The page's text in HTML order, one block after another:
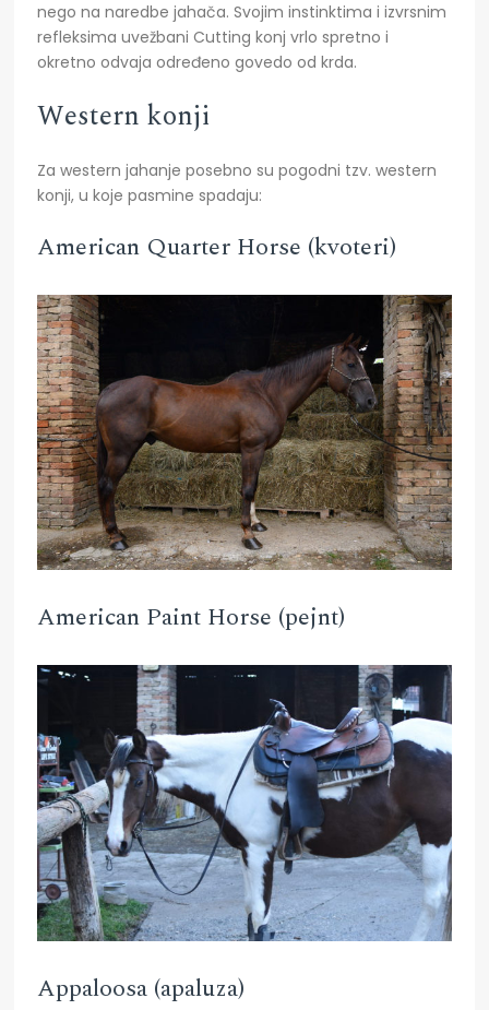
nego na naredbe jahača. Svojim instinktima i izvrsnim
refleksima uvežbani Cutting konj vrlo spretno i
okretno odvaja određeno govedo od krda.
Western konji
Za western jahanje posebno su pogodni tzv. western
konji, u koje pasmine spadaju:
American Quarter Horse (kvoteri)
American Paint Horse (pejnt)
Appaloosa (apaluza)